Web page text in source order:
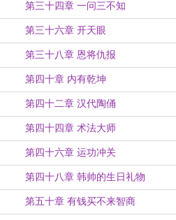
第三十四章 一问三不知
第三十六章 开天眼
第三十八章 恩将仇报
第四十章 内有乾坤
第四十二章 汉代陶俑
第四十四章 术法大师
第四十六章 运功冲关
第四十八章 韩帅的生日礼物
第五十章 有钱买不来智商